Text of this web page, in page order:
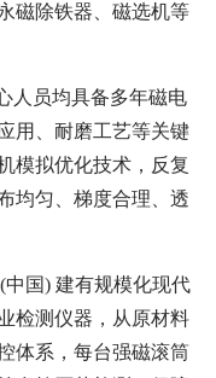
磁除铁器、磁选机等
人员均具备多年磁电
用、耐磨工艺等关键
模拟优化技术，反复
均匀、梯度合理、透
国) 建有规模化现代
检测仪器，从原材料
体系，每台强磁滚筒